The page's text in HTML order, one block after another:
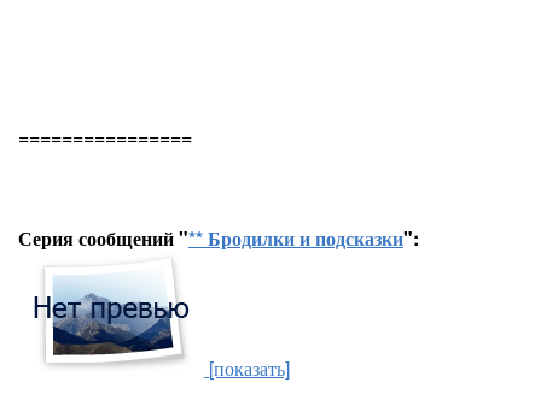
================
Серия сообщений "** Бродилки и подсказки":
[показать]